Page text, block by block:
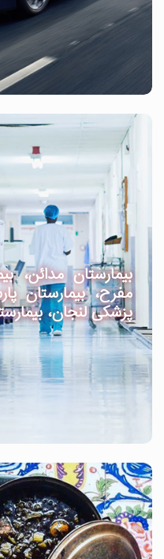
بیمارستان مدائن،
مفرح، بیمارستان
پزشکی لنجان،